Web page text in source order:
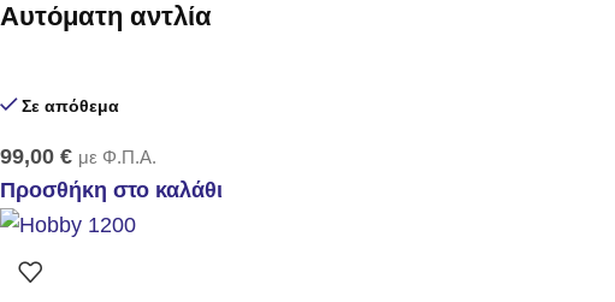
Αυτόματη αντλία
Σε απόθεμα
99,00 € με Φ.Π.Α.
Προσθήκη στο καλάθι